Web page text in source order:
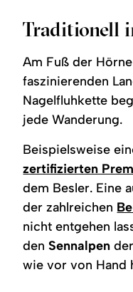
Traditionell
Am Fuß der
faszinierenden
Nagelfluhkette
jede Wanderung.
Beispielsweise
zertifizierten
dem Besler. Eine
der zahlreichen
nicht entgehen
denSennalpen der
wie vor von Hand